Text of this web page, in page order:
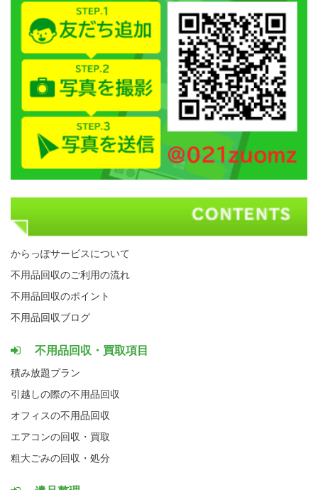
からっぽサービスについて
不用品回収のご利用の流れ
不用品回収のポイント
不用品回収ブログ
不用品回収・買取項目
積み放題プラン
引越しの際の不用品回収
オフィスの不用品回収
エアコンの回収・買取
粗大ごみの回収・処分